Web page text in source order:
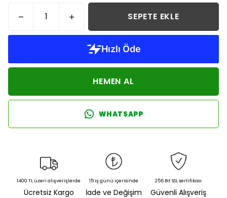
SEPETE EKLE
HEMEN AL
WHATSAPP
1400 TL üzeri alışverişlerde
Ücretsiz Kargo
15 iş günü içerisinde
İade ve Değişim
256 Bit SSL sertifikası
Güvenli Alışveriş